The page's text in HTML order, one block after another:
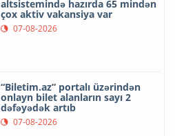
altsistemində hazırda 65 mindən
çox aktiv vakansiya var
07-08-2026
“Biletim.az” portalı üzərindən
onlayn bilet alanların sayı 2
dəfəyədək artıb
07-08-2026